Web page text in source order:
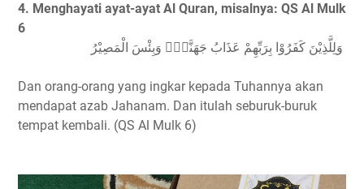
4. Menghayati ayat-ayat Al Quran, misalnya: QS Al Mulk
6
Dan orang-orang yang ingkar kepada Tuhannya akan
mendapat azab Jahanam. Dan itulah seburuk-buruk
tempat kembali. (QS Al Mulk 6)